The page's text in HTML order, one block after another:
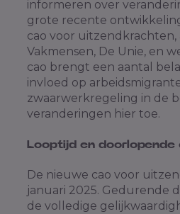
informeren over
grote recente
cao voor uitzendkrachten,
Vakmensen, De Unie, en
cao brengt een aantal
invloed op
zwaarwerkregeling in de
veranderingen hier toe.
Looptijd en doorlopende
De nieuwe cao voor
januari 2025. Gedurende
de volledige